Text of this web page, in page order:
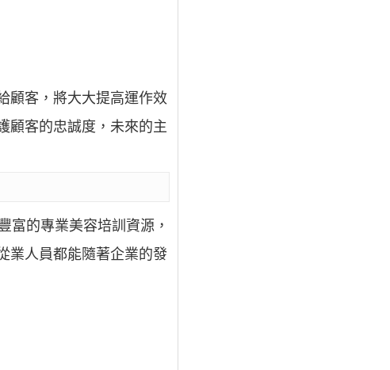
顧客，將大大提高運作效
顧客的忠誠度，未來的主
富的專業美容培訓資源，
業人員都能隨著企業的發